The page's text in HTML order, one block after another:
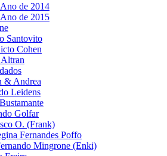
Ano de 2014
Ano de 2015
Santovito
Cohen
& Andrea
Leidens
Golfar
O. (Frank)
Fernandes Poffo
Mingrone (Enki)